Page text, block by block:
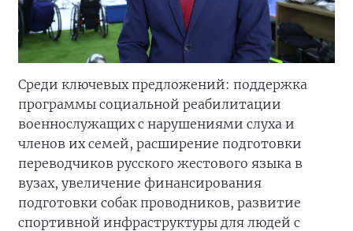
Среди ключевых предложений: поддержка
программы социальной реабилитации
военнослужащих с нарушениями слуха и
членов их семей, расширение подготовки
переводчиков русского жестового языка в
вузах, увеличение финансирования
подготовки собак проводников, развитие
спортивной инфраструктуры для людей с